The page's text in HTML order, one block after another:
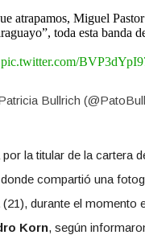
atrapamos, Miguel
toda esta banda
pic.twitter.com/
Bullrich
la titular de la cartera
compartió una
(21), durante el momento
Korn, según